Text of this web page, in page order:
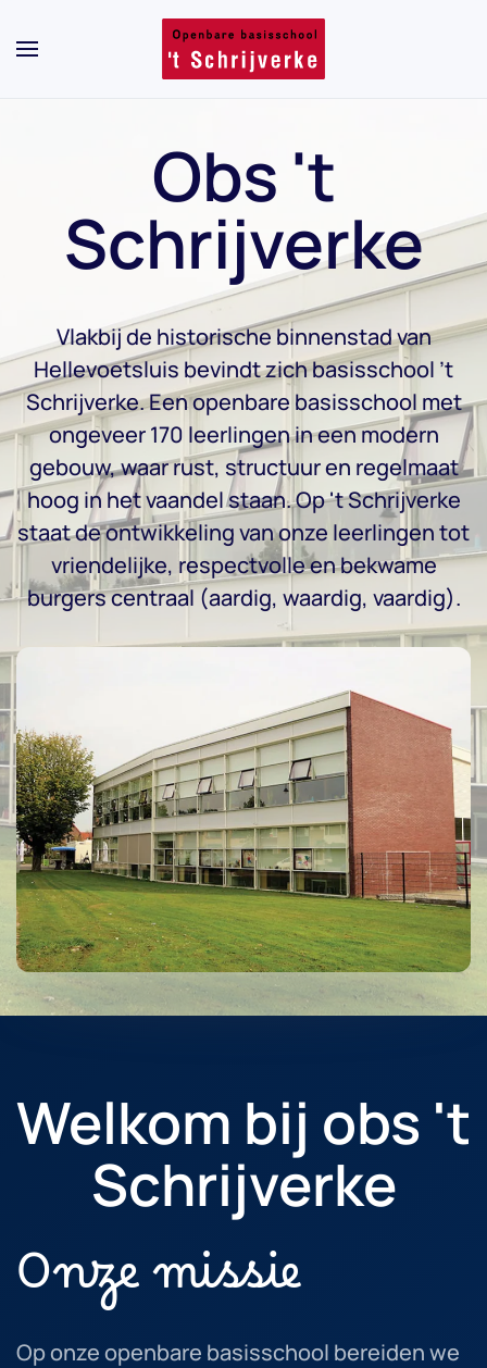
Skip to main content
Obs 't
Schrijverke
Vlakbij de historische binnenstad van
Hellevoetsluis bevindt zich basisschool ’t
Schrijverke. Een openbare basisschool met
ongeveer 170 leerlingen in een modern
gebouw, waar rust, structuur en regelmaat
hoog in het vaandel staan. Op 't Schrijverke
staat de ontwikkeling van onze leerlingen tot
vriendelijke, respectvolle en bekwame
burgers centraal (aardig, waardig, vaardig).
Welkom bij obs 't
Schrijverke
Onze missie
Op onze openbare basisschool bereiden we